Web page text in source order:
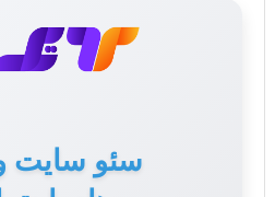
سئو سایت
تولید محتوا